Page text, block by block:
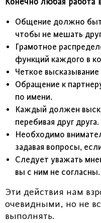
Общение должно
чтобы не мешать
Грамотное
функций каждого в
Четкое высказывание
Обращение к
по имени.
Каждый должен
перебивая друг друга.
Необходимо
задавая вопросы,
Следует уважать
вы с ним не согласны.
Эти действия нам
очевидными, но не
выполнять.